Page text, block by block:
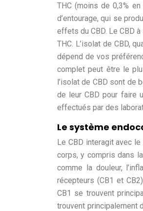
THC (moins de 0,3%
d’entourage, qui se
effets du CBD. Le CBD
THC. L’isolat de CBD,
dépend de vos
complet peut être le
l’isolat de CBD sont de
de leur CBD pour faire
effectués par des
Le système
Le CBD interagit avec
corps, y compris dans
comme la douleur,
récepteurs (CB1 et
CB1 se trouvent
trouvent principalement